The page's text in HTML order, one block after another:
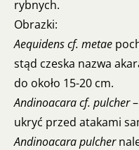
rybnych.
Obrazki:
Aequidens cf. metae
stąd czeska nazwa
do około 15-20 cm.
Andinoacara cf. pulcher
ukryć przed atakami
Andinoacara pulcher